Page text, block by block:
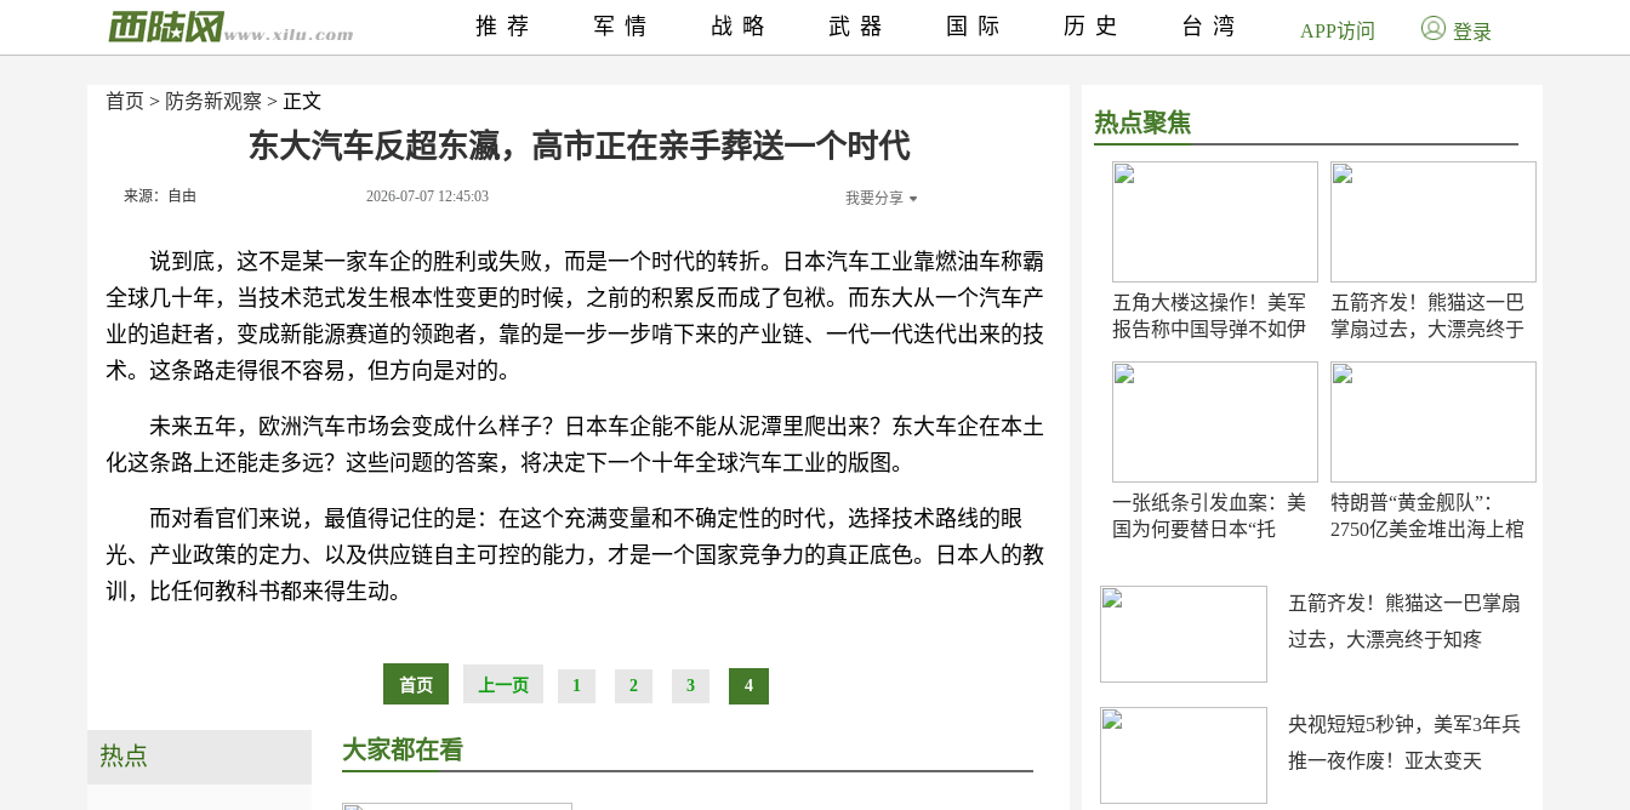
首页 > 防务新观察 > 正文
东大汽车反超东瀛，高市正在亲手葬送一个时代
来源：自由 2026-07-07 12:45:03 我要分享
说到底，这不是某一家车企的胜利或失败，而是一个时代的转折。日本汽车工业靠燃油车称霸
全球几十年，当技术范式发生根本性变更的时候，之前的积累反而成了包袱。而东大从一个汽车产
业的追赶者，变成新能源赛道的领跑者，靠的是一步一步啃下来的产业链、一代一代迭代出来的技
术。这条路走得很不容易，但方向是对的。
未来五年，欧洲汽车市场会变成什么样子？日本车企能不能从泥潭里爬出来？东大车企在本土
化这条路上还能走多远？这些问题的答案，将决定下一个十年全球汽车工业的版图。
而对看官们来说，最值得记住的是：在这个充满变量和不确定性的时代，选择技术路线的眼
光、产业政策的定力、以及供应链自主可控的能力，才是一个国家竞争力的真正底色。日本人的教
训，比任何教科书都来得生动。
首页 上一页 1 2 3 4
热点聚焦
五角大楼这操作！美军
报告称中国导弹不如伊
五箭齐发！熊猫这一巴
掌扇过去，大漂亮终于
一张纸条引发血案：美
国为何要替日本“托
特朗普“黄金舰队”：
2750亿美金堆出海上棺
五箭齐发！熊猫这一巴掌扇
过去，大漂亮终于知疼
央视短短5秒钟，美军3年兵
推一夜作废！亚太变天
推荐 军情 战略 武器 国际 历史 台湾 APP访问 登录
热点 大家都在看